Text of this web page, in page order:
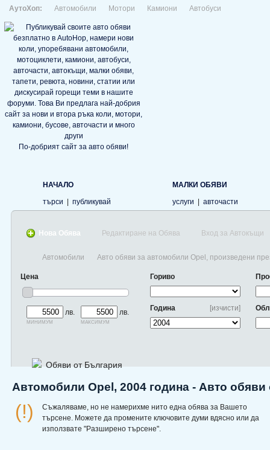
АутоХоп: Автомобили Мотори Камиони Автобуси
По-добрият сайт за авто обяви!
НАЧАЛО
търси
публикувай
МАЛКИ ОБЯВИ
услуги
авточасти
Нова Обява Редактиране на Обява Вход за Автокъщи
Автомобили Авто обяви за автомобили Opel, произведени
Цена
лв.
минимум
лв.
максимум
Гориво
[изчисти]
Година
Обяви от България
Автомобили Opel, 2004 година - Авто обяви
(!)
Съжаляваме, но не намерихме нито една обява за Вашето
търсене. Можете да промените ключовите думи вдясно или да
използвате "Разширено търсене".